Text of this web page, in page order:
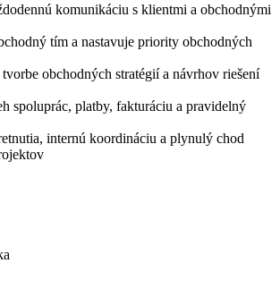
komunikáciu s klientmi a obchodnými
tím a nastavuje priority obchodných
obchodných stratégií a návrhov riešení
spoluprác, platby, fakturáciu a pravidelný
internú koordináciu a plynulý chod